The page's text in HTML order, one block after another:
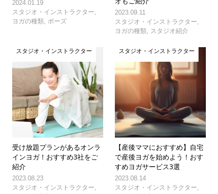
2024.01.19
スタジオ・インストラクター
ヨガの種類, ポーズ
2023.09.11
スタジオ・インストラクター
ヨガの種類
スタジオ紹介
スタジオ・インストラクター
受け放題プランがあるオンラ
インヨガ！おすすめ3社をご
紹介
2023.08.23
スタジオ・インストラクター,
スタジオ・インストラクター
【産後ママにおすすめ】自宅
で産後ヨガを始めよう！おす
すめヨガサービス3選
2023.08.14
スタジオ・インストラクター,